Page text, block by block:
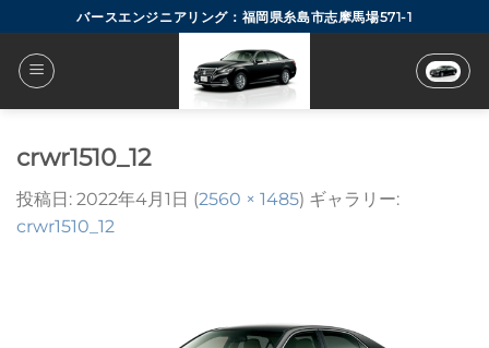
to
content
バースエンジニアリング：福岡県糸島市志摩馬場571-1
crwr1510_12
投稿日: 2022年4月1日 (2560 × 1485) ギャラリー:
crwr1510_12